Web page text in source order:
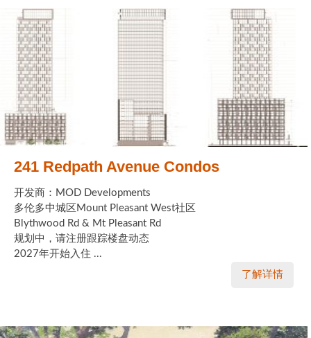
密西沙加社区介绍
密西沙加楼花项目
奥克维尔社区介绍
奥克维尔楼花项目
列治文山楼花项目
旺市楼花项目
万锦楼花项目
新居民
新移民指南
241 Redpath Avenue Condos
开发商：MOD Developments
多伦多中城区Mount Pleasant West社区
Blythwood Rd & Mt Pleasant Rd
规划中，请注册跟踪楼盘动态
2027年开始入住 ...
了解详情